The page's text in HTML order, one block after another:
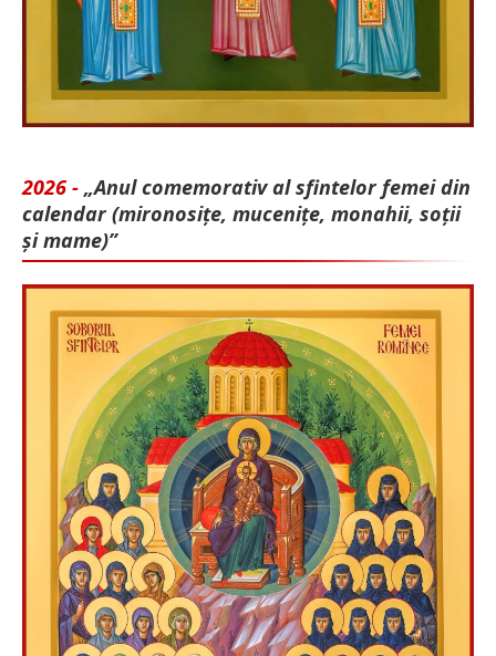
2026 - „Anul comemorativ al sfintelor femei din
calendar (mironosițe, mu­cenițe, monahii, soții
și mame)”